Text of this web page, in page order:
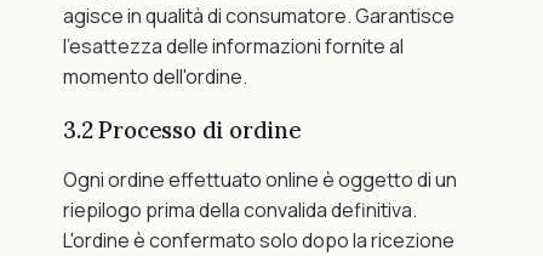
agisce in qualità di consumatore. Garantisce
l'esattezza delle informazioni fornite al
momento dell'ordine.
3.2 Processo di ordine
Ogni ordine effettuato online è oggetto di un
riepilogo prima della convalida definitiva.
L'ordine è confermato solo dopo la ricezione